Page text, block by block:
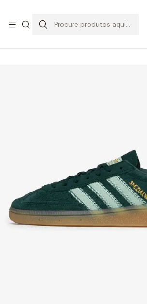
Início CALÇADO Adidas
adidas Handball Spezial Aurora Ivy Ash